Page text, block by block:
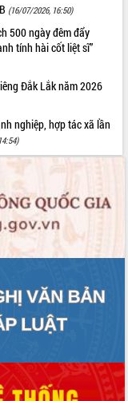
(16/07/2026, 16:50)
500 ngày đêm đẩy
tính hài cốt liệt sĩ”
Đắk Lắk năm 2026
nghiệp, hợp tác xã lần